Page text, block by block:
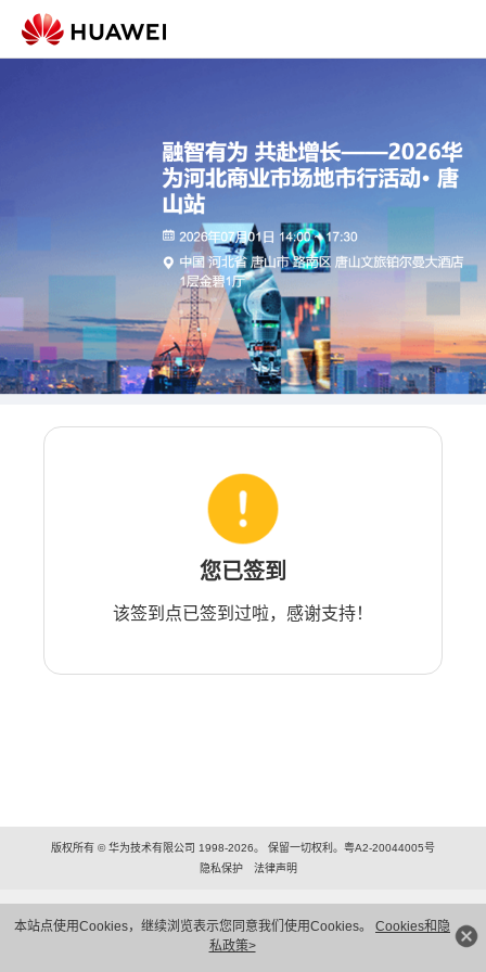
本站点使用Cookies，继续浏览表示您同意我们使用Cookies。 Cookies和隐
私政策>
您已签到
该签到点已签到过啦，感谢支持！
版权所有 © 华为技术有限公司 1998-2026。 保留一切权利。粤A2-20044005号
隐私保护
法律声明